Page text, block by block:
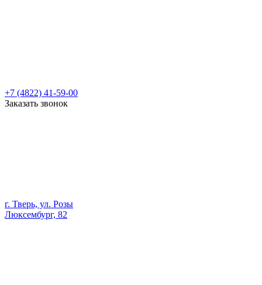
+7 (4822) 41-59-00
Заказать звонок
г. Тверь, ул. Розы
Люксембург, 82